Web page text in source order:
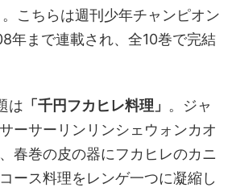
。こちらは週刊少年チャンピオン
年まで連載され、全10巻で完結
は 「千円フカヒレ料理」 。ジャ
ーサーリンリンシェウォンカオ
春巻の皮の器にフカヒレのカニ
ース料理をレンゲ一つに凝縮し